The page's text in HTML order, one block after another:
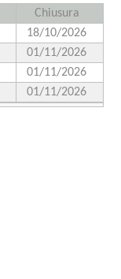
Chiusura
18/10/2026
01/11/2026
01/11/2026
01/11/2026